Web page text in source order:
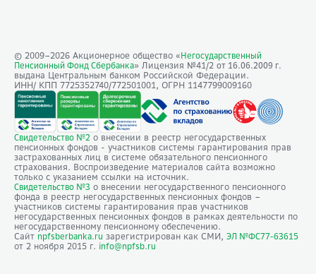
© 2009–2026 Акционерное общество « Негосударственный
Пенсионный Фонд Сбербанка» Лицензия №41/2 от 16.06.2009 г.
выдана Центральным банком Российской Федерации.
ИНН/ КПП 7725352740/772501001, ОГРН 1147799009160
Свидетельство №2 о внесении в реестр негосударственных
пенсионных фондов - участников системы гарантирования прав
застрахованных лиц в системе обязательного пенсионного
страхования. Воспроизведение материалов сайта возможно
только с указанием ссылки на источник.
Свидетельство №3 о внесении негосударственного пенсионного
фонда в реестр негосударственных пенсионных фондов –
участников системы гарантирования прав участников
негосударственных пенсионных фондов в рамках деятельности по
негосударственному пенсионному обеспечению.
Сайт npfsberbanka.ru зарегистрирован как СМИ, ЭЛ №ФС77-63615
от 2 ноября 2015 г. info@npfsb.ru